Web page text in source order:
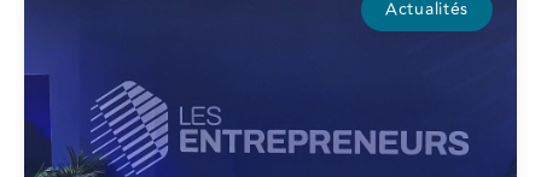
Actualités